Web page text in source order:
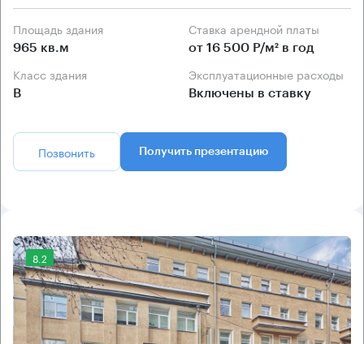
Площадь здания
965 кв.м
Ставка арендной платы
от 16 500 Р/м² в год
Класс здания
B
Эксплуатационные расходы
Включены в ставку
Позвонить Получить презентацию
8.2